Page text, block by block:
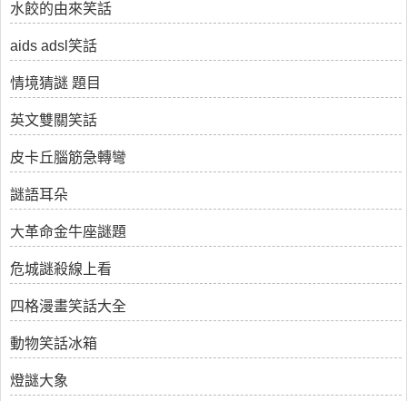
水餃的由來笑話
aids adsl笑話
情境猜謎 題目
英文雙關笑話
皮卡丘腦筋急轉彎
謎語耳朵
大革命金牛座謎題
危城謎殺線上看
四格漫畫笑話大全
動物笑話冰箱
燈謎大象